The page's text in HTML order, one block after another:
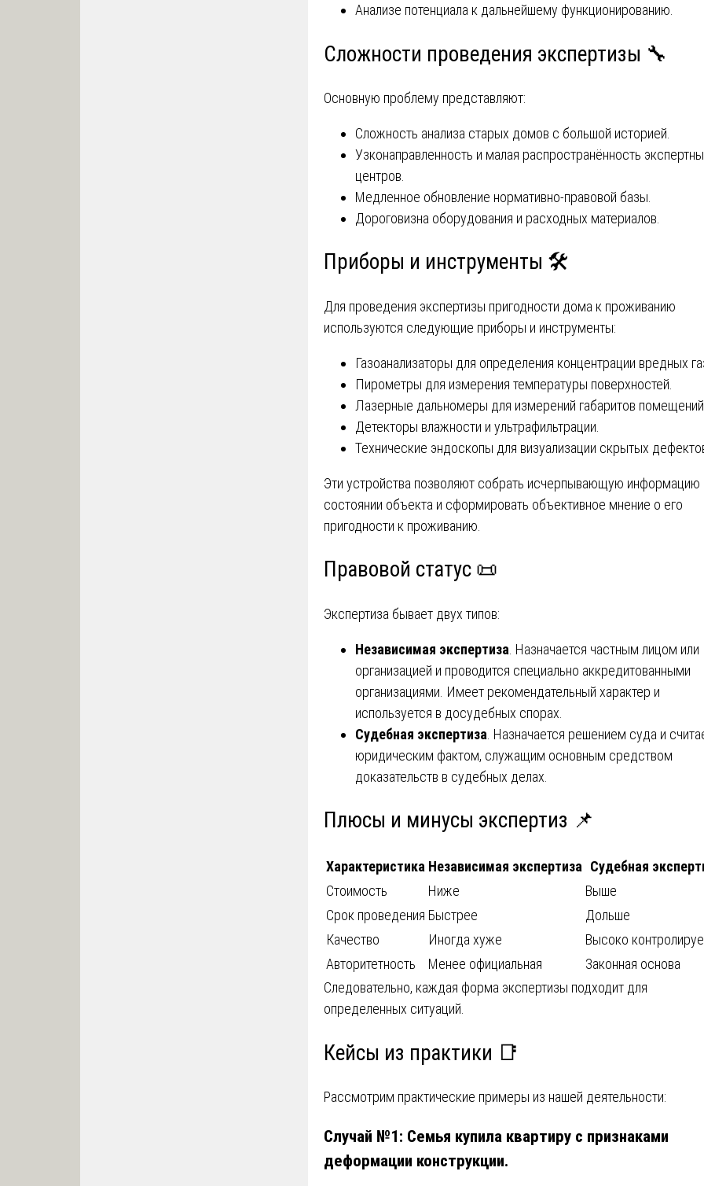
Анализе потенциала к дальнейшему функционированию.
Сложности проведения экспертизы 🔧
Основную проблему представляют:
Сложность анализа старых домов с большой историей.
Узконаправленность и малая распространённость
центров.
Медленное обновление нормативно-правовой базы.
Дороговизна оборудования и расходных материалов.
Приборы и инструменты 🛠️
Для проведения экспертизы пригодности дома к проживанию
используются следующие приборы и инструменты:
Газоанализаторы для определения концентрации вредных
Пирометры для измерения температуры поверхностей.
Лазерные дальномеры для измерений габаритов
Детекторы влажности и ультрафильтрации.
Технические эндоскопы для визуализации скрытых
Эти устройства позволяют собрать исчерпывающую информацию
состоянии объекта и сформировать объективное мнение о его
пригодности к проживанию.
Правовой статус 📜
Экспертиза бывает двух типов:
Независимая экспертиза . Назначается частным лицом или
организацией и проводится специально аккредитованными
организациями. Имеет рекомендательный характер и
используется в досудебных спорах.
Судебная экспертиза . Назначается решением суда и
юридическим фактом, служащим основным средством
доказательств в судебных делах.
Плюсы и минусы экспертиз 📌
Характеристика Независимая экспертиза Судебная
Стоимость
Ниже
Выше
Срок проведения Быстрее
Дольше
Качество
Иногда хуже
Высоко
Авторитетность
Менее официальная
Законная основа
Следовательно, каждая форма экспертизы подходит для
определенных ситуаций.
Кейсы из практики 📑
Рассмотрим практические примеры из нашей деятельности:
Случай №1: Семья купила квартиру с признаками
деформации конструкции.